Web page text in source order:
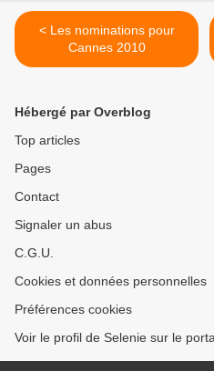
< Les nominations pour
Cannes 2010
Hébergé par Overblog
Top articles
Pages
Contact
Signaler un abus
C.G.U.
Cookies et données personnelles
Préférences cookies
Voir le profil de Selenie sur le